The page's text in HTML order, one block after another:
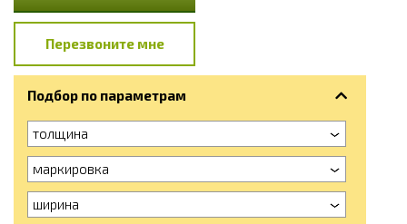
Перезвоните мне
Подбор по параметрам
толщина
маркировка
ширина